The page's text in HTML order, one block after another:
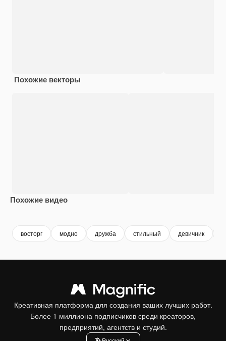
Похожие векторы
Похожие видео
восторг модно дружба стильный девичник
Креативная платформа для создания ваших лучших работ.
Более 1 миллиона подписчиков среди креаторов,
предприятий, агентств и студий.